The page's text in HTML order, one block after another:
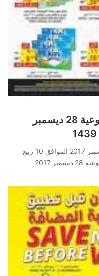
عروض التميمي الدمام الأسبوعية 28 ديسمبر
عروض التميمي الدمام الأسبوعية 28 ديسمبر 2017 الموافق 10 ربيع
الآخر 1439 عروض التميمي الدمام الأسبوعية 28 ديسمبر 2017